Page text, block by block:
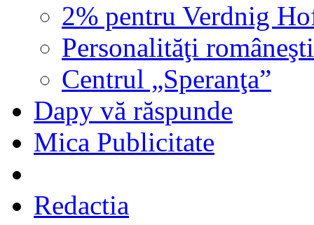
2% pentru Verdnig
Personalităţi româneşti
Centrul „Speranţa”
Dapy vă răspunde
Mica Publicitate
Redactia